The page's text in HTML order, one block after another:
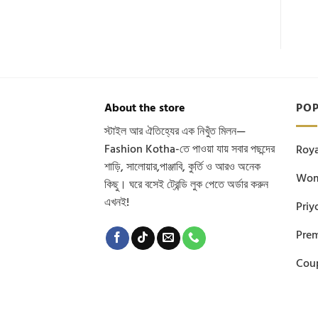
About the store
স্টাইল আর ঐতিহ্যের এক নিখুঁত মিলন—
Fashion Kotha-তে পাওয়া যায় সবার পছন্দের
শাড়ি, সালোয়ার,পাঞ্জাবি, কুর্তি ও আরও অনেক
কিছু। ঘরে বসেই ট্রেন্ডি লুক পেতে অর্ডার করুন
এখনই!